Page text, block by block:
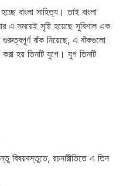
বাংলা সাহিত্য। তাই বাংলা
এ সময়েই সৃষ্টি হয়েছে সুবিশাল এক
গুরুত্বপূর্ণ বাঁক নিয়েছে, এ বাঁকগুলো
হয় তিনটি যুগে। যুগ তিনটি
বিষয়বস্তুতে, রচনারীতিতে এ তিন